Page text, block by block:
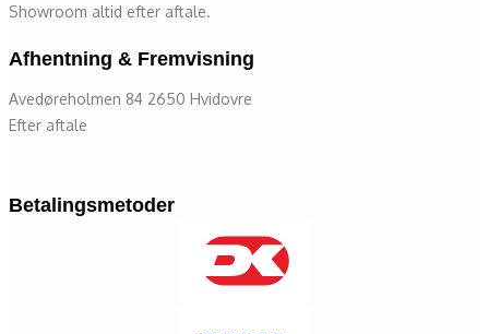
Showroom altid efter aftale.
Afhentning & Fremvisning
Avedøreholmen 84 2650 Hvidovre
Efter aftale
Betalingsmetoder